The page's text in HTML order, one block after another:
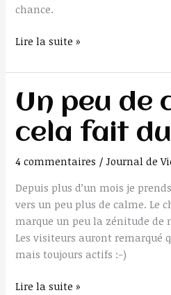
chance.
Lire la suite »
Un peu de
cela fait
4 commentaires /Journal de
Depuis plus d’un mois je
vers un peu plus de calme. Le
marque un peu la zénitude de
Les visiteurs auront remarqué
mais toujours actifs :-)
Un
peu
de
cela
du
bien…
Lire la suite »